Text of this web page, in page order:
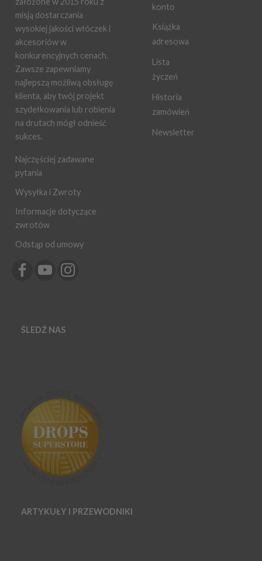
misją dostarczania
wysokiej jakości włóczek i
akcesoriów w
konkurencyjnych cenach.
Zawsze zapewniamy
najlepszą możliwą obsługę
klienta, aby twój projekt
szydełkowania lub robienia
na drutach mógł odnieść
sukces.
Najczęściej zadawane
pytania
Wysyłka i Zwroty
Informacje dotyczące
zwrotów
Odstąp od umowy
konto
Książka
adresowa
Lista
życzeń
Historia
zamówień
Newsletter
ŚLEDŹ NAS
ARTYKUŁY I PRZEWODNIKI